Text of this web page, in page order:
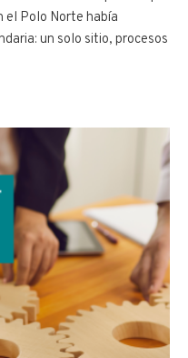
el Polo Norte había
un solo sitio, procesos